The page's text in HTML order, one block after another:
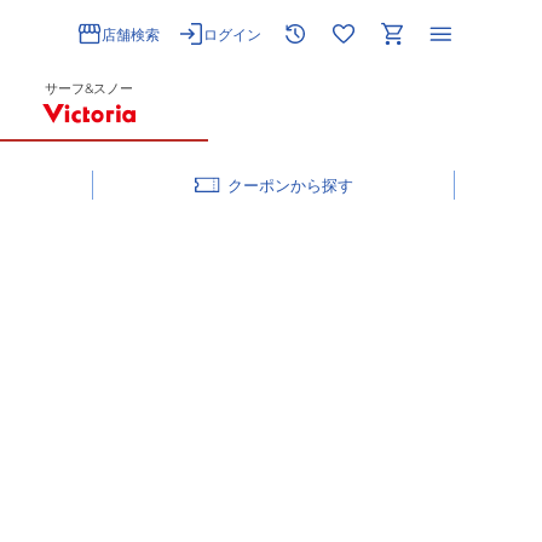
店舗検索 ログイン
サーフ&スノー
クーポン